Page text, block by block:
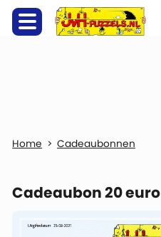
Cadeaubonnen
Cadeaubon 20 euro